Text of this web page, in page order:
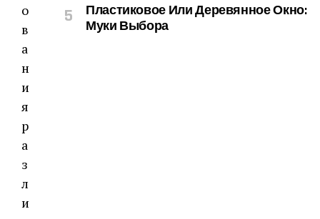
Пластиковое Или Деревянное Окно:
Муки Выбора